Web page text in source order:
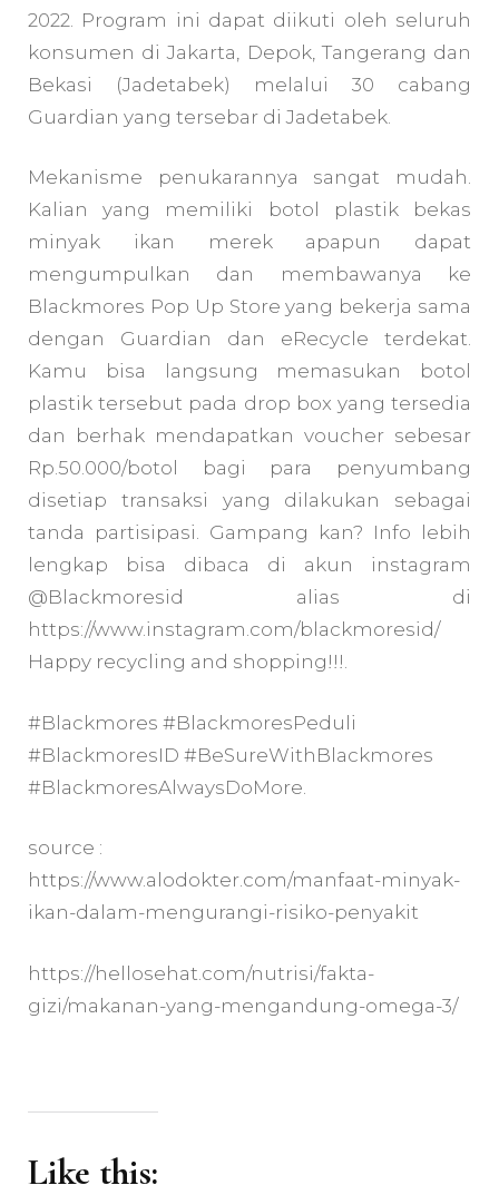
2022. Program ini dapat diikuti oleh seluruh
konsumen di Jakarta, Depok, Tangerang dan
Bekasi (Jadetabek) melalui 30 cabang
Guardian yang tersebar di Jadetabek.
Mekanisme penukarannya sangat mudah.
Kalian yang memiliki botol plastik bekas
minyak ikan merek apapun dapat
mengumpulkan dan membawanya ke
Blackmores Pop Up Store yang bekerja sama
dengan Guardian dan eRecycle terdekat.
Kamu bisa langsung memasukan botol
plastik tersebut pada drop box yang tersedia
dan berhak mendapatkan voucher sebesar
Rp.50.000/botol bagi para penyumbang
disetiap transaksi yang dilakukan sebagai
tanda partisipasi. Gampang kan? Info lebih
lengkap bisa dibaca di akun instagram
@Blackmoresid alias di
https://www.instagram.com/blackmoresid/
Happy recycling and shopping!!!.
#Blackmores #BlackmoresPeduli
#BlackmoresID #BeSureWithBlackmores
#BlackmoresAlwaysDoMore.
source :
https://www.alodokter.com/manfaat-minyak-
ikan-dalam-mengurangi-risiko-penyakit
https://hellosehat.com/nutrisi/fakta-
gizi/makanan-yang-mengandung-omega-3/
Like this: